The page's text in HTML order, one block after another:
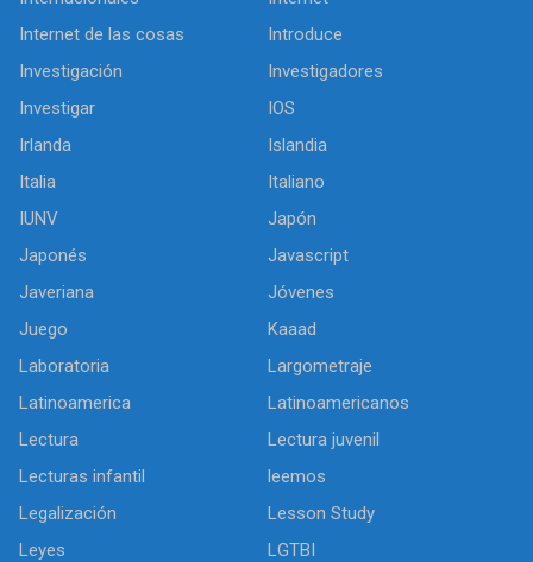
Internet de las cosas
Introduce
Investigación
Investigadores
Investigar
IOS
Irlanda
Islandia
Italia
Italiano
IUNV
Japón
Japonés
Javascript
Javeriana
Jóvenes
Juego
Kaaad
Laboratoria
Largometraje
Latinoamerica
Latinoamericanos
Lectura
Lectura juvenil
Lecturas infantil
leemos
Legalización
Lesson Study
Leyes
LGTBI